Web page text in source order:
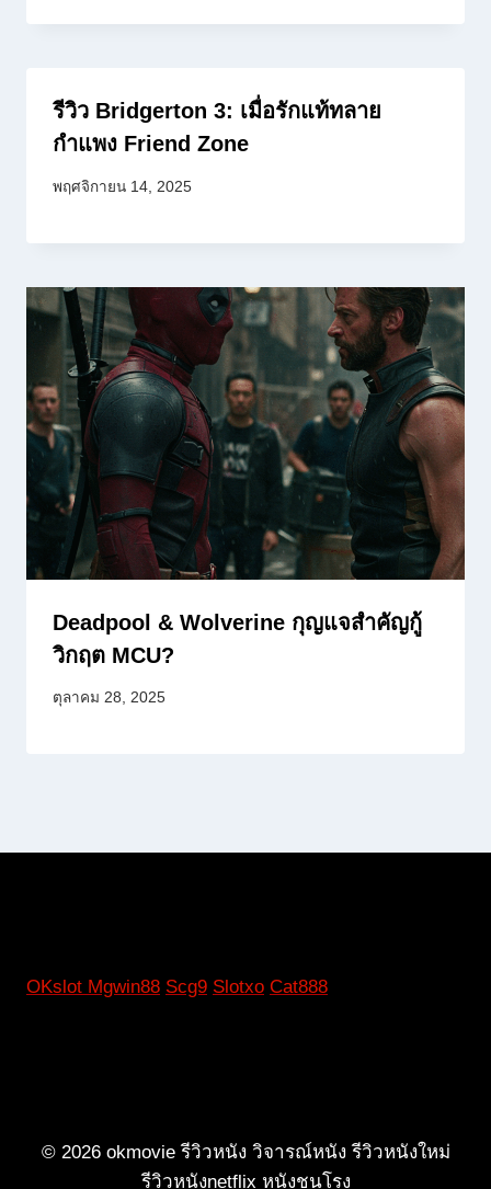
รีวิว Bridgerton 3: เมื่อรักแท้ทลาย
กำแพง Friend Zone
พฤศจิกายน 14, 2025
Deadpool & Wolverine กุญแจสำคัญกู้
วิกฤต MCU?
ตุลาคม 28, 2025
OKslot Mgwin88 Scg9 Slotxo Cat888
© 2026 okmovie รีวิวหนัง วิจารณ์หนัง รีวิวหนังใหม่
รีวิวหนังnetflix หนังชนโรง